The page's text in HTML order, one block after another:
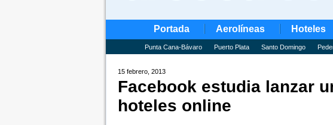
Portada Aerolíneas Hoteles
Punta Cana-Bávaro Puerto Plata Santo Domingo
15 febrero, 2013
Facebook estudia lanzar
hoteles online